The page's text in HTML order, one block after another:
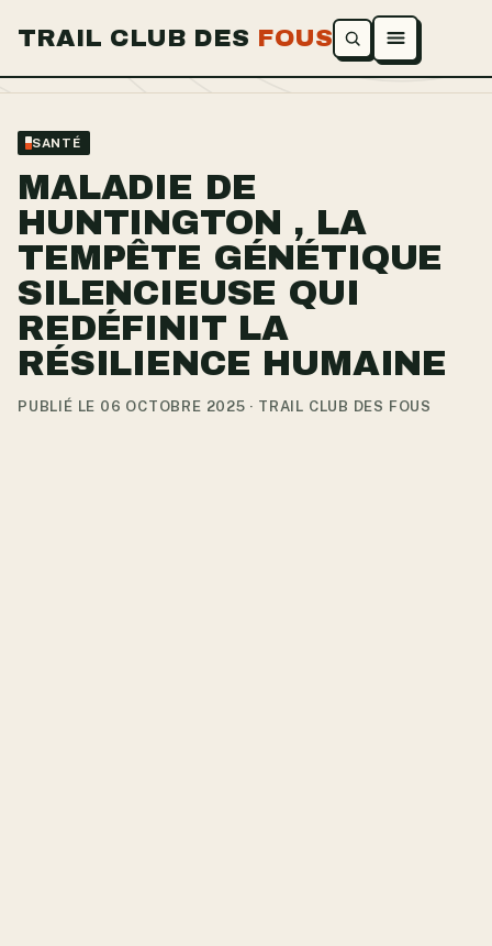
TRAIL CLUB DES FOUS Ouvrir le menu
SANTÉ
MALADIE DE
HUNTINGTON , LA
TEMPÊTE GÉNÉTIQUE
SILENCIEUSE QUI
REDÉFINIT LA
RÉSILIENCE HUMAINE
PUBLIÉ LE 06 OCTOBRE 2025 · TRAIL CLUB DES FOUS